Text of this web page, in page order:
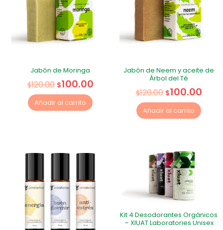
Jabón de Moringa
$120.00 $100.00
Añadir al carrito
Jabón de Neem y aceite de
Árbol del Té
$120.00 $100.00
Añadir al carrito
Kit 4 Desodorantes Orgánicos
– XIUAT Laboratories Unisex